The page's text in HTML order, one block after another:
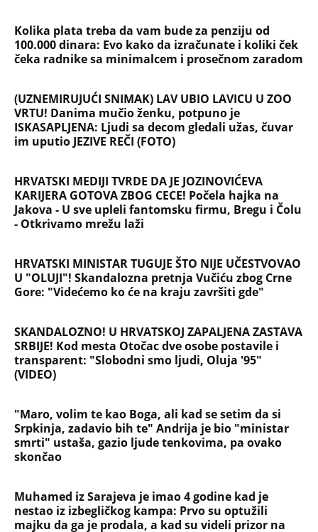
Kolika plata treba da vam bude za penziju od
100.000 dinara: Evo kako da izračunate i koliki ček
čeka radnike sa minimalcem i prosečnom zaradom
(UZNEMIRUJUĆI SNIMAK) LAV UBIO LAVICU U ZOO
VRTU! Danima mučio ženku, potpuno je
ISKASAPLJENA: Ljudi sa decom gledali užas, čuvar
im uputio JEZIVE REČI (FOTO)
HRVATSKI MEDIJI TVRDE DA JE JOZINOVIĆEVA
KARIJERA GOTOVA ZBOG CECE! Počela hajka na
Jakova - U sve upleli fantomsku firmu, Bregu i Čolu
- Otkrivamo mrežu laži
HRVATSKI MINISTAR TUGUJE ŠTO NIJE UČESTVOVAO
U "OLUJI"! Skandalozna pretnja Vučiću zbog Crne
Gore: "Videćemo ko će na kraju završiti gde"
SKANDALOZNO! U HRVATSKOJ ZAPALJENA ZASTAVA
SRBIJE! Kod mesta Otočac dve osobe postavile i
transparent: "Slobodni smo ljudi, Oluja '95"
(VIDEO)
"Maro, volim te kao Boga, ali kad se setim da si
Srpkinja, zadavio bih te" Andrija je bio "ministar
smrti" ustaša, gazio ljude tenkovima, pa ovako
skončao
Muhamed iz Sarajeva je imao 4 godine kad je
nestao iz izbegličkog kampa: Prvo su optužili
majku da ga je prodala, a kad su videli prizor na